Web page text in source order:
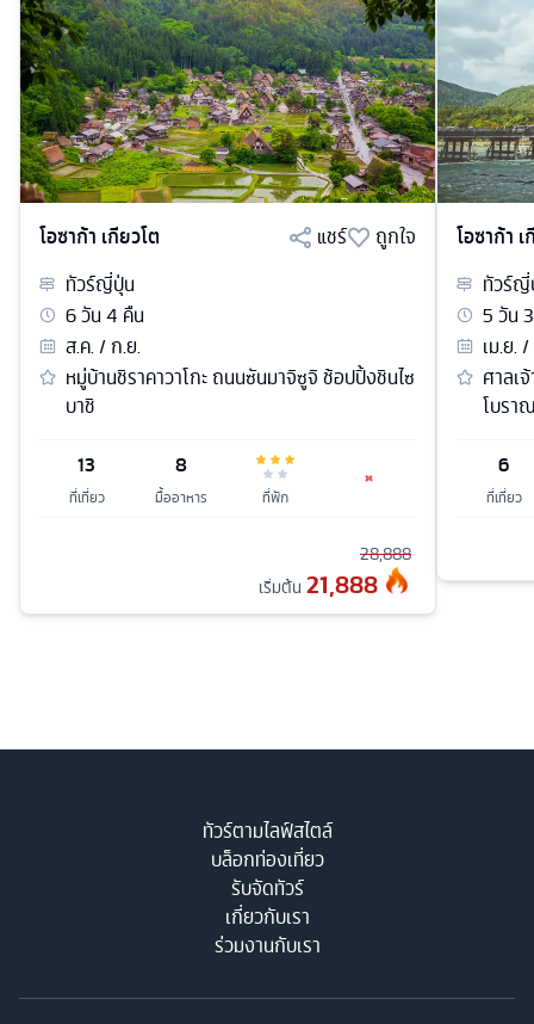
โอซาก้า เกียวโต แชร์
ถูกใจ
ทัวร์ญี่ปุ่น
6วัน4 คืน
ส.ค. / ก.ย.
หมู่บ้านชิราคาวาโกะ ถนนซันมาจิซูจิ ช้อปปิ้งชินไซ
บาชิ
13
ที่เที่ยว
8
มื้ออาหาร ที่พัก
28,888
เริ่มต้น 21,888
โอซาก้า
ทัวร์ญี่
5วัน3
เม.ย.
ศาลเ
โบรา
6
ที่เที่ยว
ทัวร์ตามไลฟ์สไตล์
บล็อกท่องเที่ยว
รับจัดทัวร์
เกี่ยวกับเรา
ร่วมงานกับเรา